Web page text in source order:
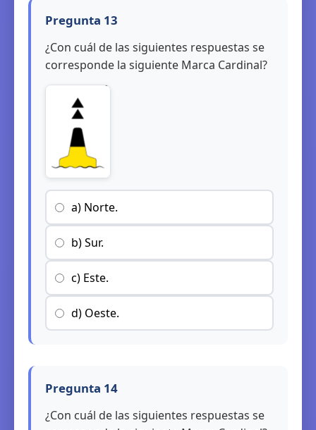
Pregunta 13
¿Con cuál de las siguientes respuestas se
corresponde la siguiente Marca Cardinal?
a) Norte.
b) Sur.
c) Este.
d) Oeste.
Pregunta 14
¿Con cuál de las siguientes respuestas se